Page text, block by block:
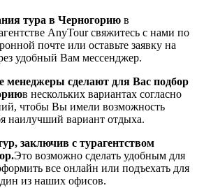
тура в Черногорию в
AnyTour свяжитесь с нами по
почте или оставьте заявку на
удобный Вам мессенджер.
сделают для Вас подбор
в нескольких вариантах согласно
чтобы Вы имели возможность
наилучший вариант отдыха.
заключив с турагентством
Это возможно сделать удобным для
все онлайн или подъехать для
из наших офисов.